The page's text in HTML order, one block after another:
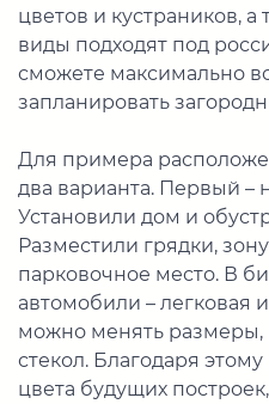
цветов и кустраников,
виды подходят под
сможете максимально
запланировать
Для примера
два варианта. Первый –
Установили дом и
Разместили грядки,
парковочное место. В
автомобили – легковая
можно менять размеры,
стекол. Благодаря
цвета будущих